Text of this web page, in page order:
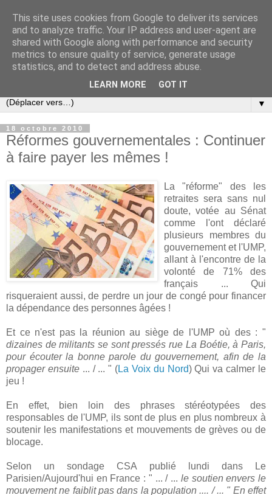
Slovar les Nouvelles
Blog citoyen d'informations, de décryptages et de
commentaires depuis 2005
▼
18 octobre 2010
Réformes gouvernementales : Continuer
à faire payer les mêmes !
La "réforme" des les
retraites sera sans nul
doute, votée au Sénat
comme l'ont déclaré
plusieurs membres du
gouvernement et l'UMP,
allant à l'encontre de la
volonté de 71% des
français ... Qui
risqueraient aussi, de perdre un jour de congé pour financer
la dépendance des personnes âgées !
Et ce n'est pas la réunion au siège de l'UMP où des : "
dizaines de militants se sont pressés rue La Boétie, à Paris,
pour écouter la bonne parole du gouvernement, afin de la
propager ensuite ... / ... " (La Voix du Nord) Qui va calmer le
jeu !
En effet, bien loin des phrases stéréotypées des
responsables de l'UMP, ils sont de plus en plus nombreux à
soutenir les manifestations et mouvements de grèves ou de
blocage.
Selon un sondage CSA publié lundi dans Le
Parisien/Aujourd'hui en France : " ... / ... le soutien envers le
mouvement ne faiblit pas dans la population .... / ... " En effet
This site uses cookies from Google to deliver its services
and to analyze traffic. Your IP address and user-agent are
shared with Google along with performance and security
metrics to ensure quality of service, generate usage
statistics, and to detect and address abuse.
LEARN MORE GOT IT